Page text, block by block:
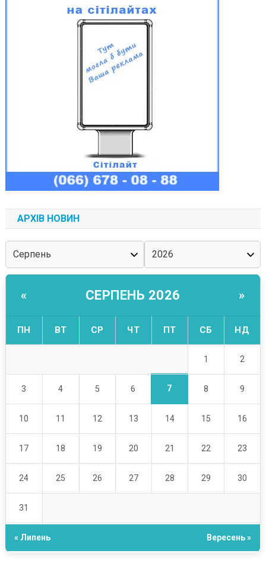
АРХІВ НОВИН
« СЕРПЕНЬ 2026 »
ПН ВТ СР ЧТ ПТ СБ НД
1 2
3 4 5 6 7 8 9
10 11 12 13 14 15 16
17 18 19 20 21 22 23
24 25 26 27 28 29 30
31
« Липень Вересень »